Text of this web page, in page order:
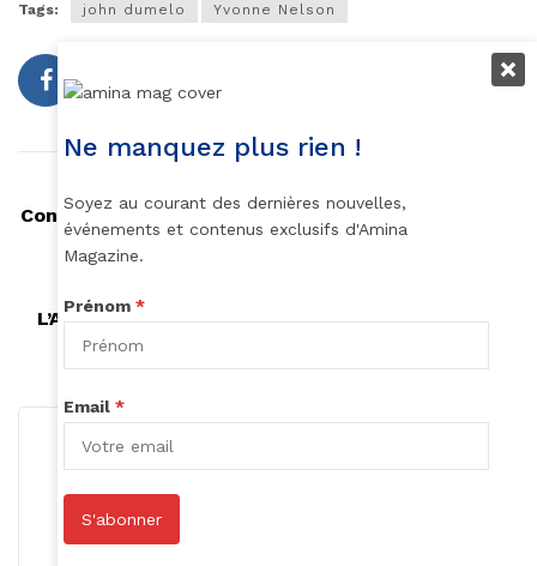
Tags: john dumelo Yvonne Nelson
Con Brio en concert ce soir au Duc des Lombards-
Paris.
L’Afrique du Sud travaille sur un remake d’Ugly
Ne manquez plus rien !
Soyez au courant des dernières nouvelles,
événements et contenus exclusifs d'Amina
Magazine.
Prénom *
Email *
S'abonner